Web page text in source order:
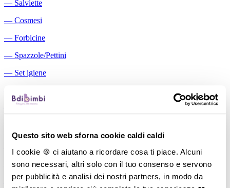
Questo sito web sforna cookie caldi caldi
I cookie 🍪 ci aiutano a ricordare cosa ti piace. Alcuni
sono necessari, altri solo con il tuo consenso e servono
per pubblicità e analisi dei nostri partners, in modo da
― Salviette
― Cosmesi
― Forbicine
― Spazzole/Pettini
― Set igiene
Aspiratori nasali manuali
―
Cuscini allattamento
―Biberon
―
Tettarelle